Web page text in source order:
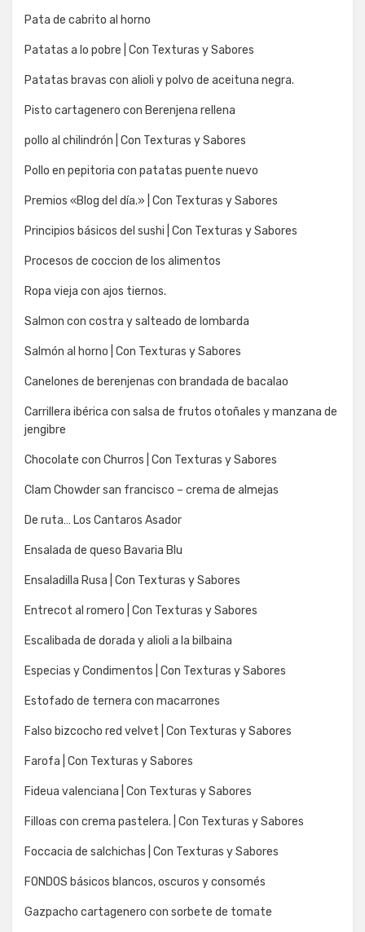
Pata de cabrito al horno
Patatas a lo pobre | Con Texturas y Sabores
Patatas bravas con alioli y polvo de aceituna negra.
Pisto cartagenero con Berenjena rellena
pollo al chilindrón | Con Texturas y Sabores
Pollo en pepitoria con patatas puente nuevo
Premios «Blog del día.» | Con Texturas y Sabores
Principios básicos del sushi | Con Texturas y Sabores
Procesos de coccion de los alimentos
Ropa vieja con ajos tiernos.
Salmon con costra y salteado de lombarda
Salmón al horno | Con Texturas y Sabores
Canelones de berenjenas con brandada de bacalao
Carrillera ibérica con salsa de frutos otoñales y manzana de
jengibre
Chocolate con Churros | Con Texturas y Sabores
Clam Chowder san francisco – crema de almejas
De ruta… Los Cantaros Asador
Ensalada de queso Bavaria Blu
Ensaladilla Rusa | Con Texturas y Sabores
Entrecot al romero | Con Texturas y Sabores
Escalibada de dorada y alioli a la bilbaina
Especias y Condimentos | Con Texturas y Sabores
Estofado de ternera con macarrones
Falso bizcocho red velvet | Con Texturas y Sabores
Farofa | Con Texturas y Sabores
Fideua valenciana | Con Texturas y Sabores
Filloas con crema pastelera. | Con Texturas y Sabores
Foccacia de salchichas | Con Texturas y Sabores
FONDOS básicos blancos, oscuros y consomés
Gazpacho cartagenero con sorbete de tomate